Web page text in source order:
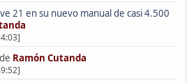
21 en su nuevo manual de casi 4.500
de Ramón Cutanda